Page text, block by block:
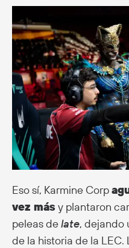
Eso sí, Karmine Corp
vez más y plantaron
peleas delate, dejando
de la historia de la LEC.